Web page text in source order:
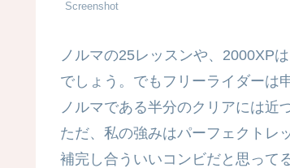
Screenshot
ノルマの25レッスンや、2000XP
でしょう。でもフリーライダーは
ノルマである半分のクリアには近
ただ、私の強みはパーフェクトレ
補完し合ういいコンビだと思って